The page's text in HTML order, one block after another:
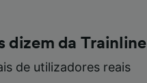
dizem da Trainline
de utilizadores reais